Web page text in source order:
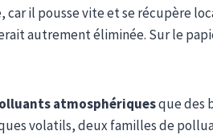
il pousse vite et se récupère
autrement éliminée. Sur le
atmosphériquesque des
volatils, deux familles de